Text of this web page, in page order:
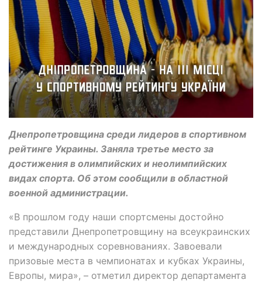
Днепропетровщина среди лидеров в спортивном
рейтинге Украины. Заняла третье место за
достижения в олимпийских и неолимпийских
видах спорта. Об этом сообщили в областной
военной администрации.
«В прошлом году наши спортсмены достойно
представили Днепропетровщину на всеукраинских
и международных соревнованиях. Завоевали
призовые места в чемпионатах и кубках Украины,
Европы, мира», – отметил директор департамента